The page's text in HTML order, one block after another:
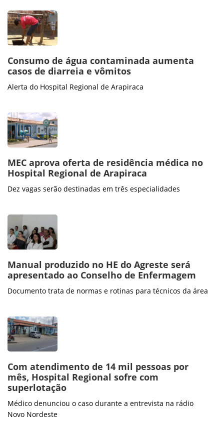
Consumo de água contaminada aumenta
casos de diarreia e vômitos
Alerta do Hospital Regional de Arapiraca
MEC aprova oferta de residência médica no
Hospital Regional de Arapiraca
Dez vagas serão destinadas em três especialidades
Manual produzido no HE do Agreste será
apresentado ao Conselho de Enfermagem
Documento trata de normas e rotinas para técnicos da área
Com atendimento de 14 mil pessoas por
mês, Hospital Regional sofre com
superlotação
Médico denunciou o caso durante a entrevista na rádio
Novo Nordeste